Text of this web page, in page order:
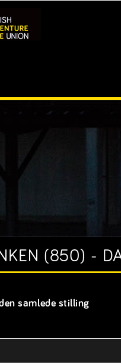
(850) -
samlede stilling